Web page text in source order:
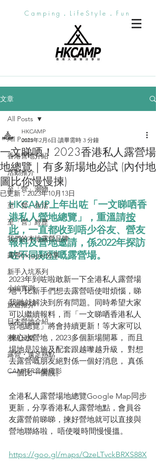
Camping．LifeStyle．Fun
文章
All Posts
香港營地介紹
活動推介
至「營」潮物
至「營」生活
至「營」經歷
我們的本地露營品牌
露營blogger分享
新手入坑系列
小編實測
旅遊推介
日本營地介紹
潮流玩樂
露營・遠足熱點
CAMPER音樂電影
All Posts
一文睇哂！2023香港私人露營場
地總覽｜有多新場地必試 (內付地
圖比你慢慢揀)
HKCAMP
2023年2月6日 讀畢需時 3 分鐘
已更新：2023年10月13日
HKCAMP上年出咗「一文睇哂香
港私人營地總覽」，重溫請按
此，一直都收到唔少谷友、營友
報料及營地邀請，係2022年探訪
咗不同類型嘅露營場。
2023年到咗啦敢新一下全港私人露營場
地，比新手們想去露營唔使咁煩惱，睇
我哋就解決到所有問題。同時希望大家
可以繼續報料，而「一文睇哂香港私人
營地總覽」將會持續更新！等大家可以
揀心水營地，2023多個新場開幕， 而且
場地是設施及配套跟越嚟越升級， 對想
去露營嘅朋友絕對係一個好消息， 真係
一個比一個靚。
全港私人露營場地總覽Google Map同步
更新，分享香港私人露營地點，會員谷
友露營前睇睇，揀好營地就可以直接與
營地聯絡啦， 唔使嘥時間慢慢搵。
https://goo.gl/maps/QzeLTvckBRXS88X